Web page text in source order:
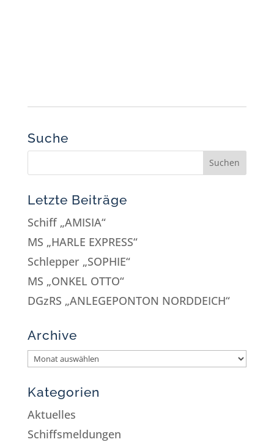
Suche
Letzte Beiträge
Schiff „AMISIA“
MS „HARLE EXPRESS“
Schlepper „SOPHIE“
MS „ONKEL OTTO“
DGzRS „ANLEGEPONTON NORDDEICH“
Archive
Kategorien
Aktuelles
Schiffsmeldungen